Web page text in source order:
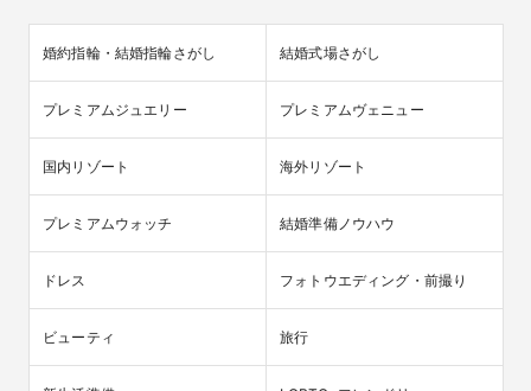
婚約指輪・結婚指輪さがし 結婚式場さがし
プレミアムジュエリー プレミアムヴェニュー
国内リゾート 海外リゾート
プレミアムウォッチ 結婚準備ノウハウ
ドレス フォトウエディング・前撮り
ビューティ 旅行